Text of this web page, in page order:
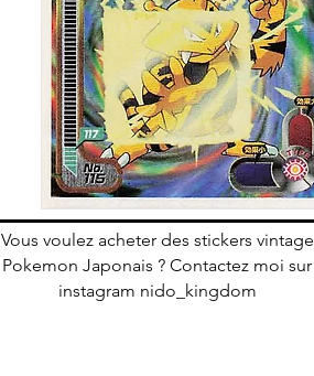
Vous voulez acheter des stickers vintage
Pokemon Japonais ? Contactez moi sur
instagram nido_kingdom